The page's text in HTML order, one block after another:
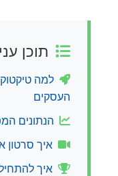
תוכן
למה
העסקים
הנתונים
איך
איך